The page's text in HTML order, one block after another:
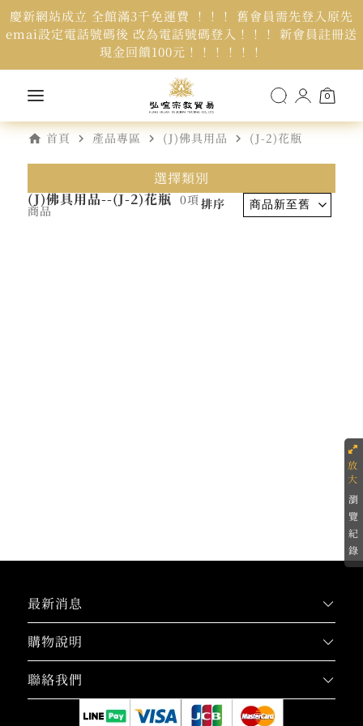
慶新網站成立 全館滿3千免運費 ！！！ 舊會員需先登入原先
emai設定電話號碼後 改為電話號碼登入！！！ 新會員註冊送
現金回饋100元！！！！！！
0
home 首頁 navigate_next 產品專區 navigate_next (J)佛具用品 navigate_next (J-2)花瓶
選擇類別
(J)佛具用品--(J-2)花瓶
0項
商品
排序
瀏
覽
紀
錄
最新消息
購物說明
聯絡我們